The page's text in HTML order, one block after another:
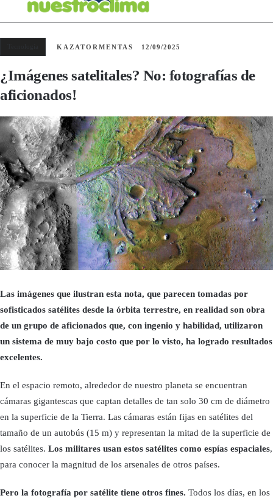
KAZATORMENTAS 12/09/2025
¿Imágenes satelitales? No: fotografías de
aficionados!
Las imágenes que ilustran esta nota, que parecen tomadas por
sofisticados satélites desde la órbita terrestre, en realidad son obra
de un grupo de aficionados que, con ingenio y habilidad, utilizaron
un sistema de muy bajo costo que por lo visto, ha logrado resultados
excelentes.
En el espacio remoto, alrededor de nuestro planeta se encuentran
cámaras gigantescas que captan detalles de tan solo 30 cm de diámetro
en la superficie de la Tierra. Las cámaras están fijas en satélites del
tamaño de un autobús (15 m) y representan la mitad de la superficie de
los satélites. Los militares usan estos satélites como espías espaciales,
para conocer la magnitud de los arsenales de otros países.
Pero la fotografía por satélite tiene otros fines. Todos los días, en los